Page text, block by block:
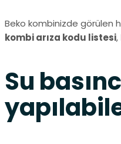
Beko kombinizde görülen
kombi arıza kodu listesi,
Su